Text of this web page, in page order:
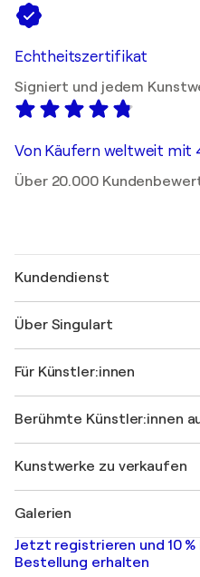
Echtheitszertifikat
Signiert und jedem
Von Käufern weltweit mit
Über 20.000
Kundendienst
Versand
Einen Gutschein verschenken
Werden Sie Mitglied
Ihr Konto
+49 30 31196995
Über Singulart
FAQ
Singulart-Magazin
Jobs
Entdecken Sie kuratierte
Für Künstler:innen
Als Künstler anmelden
Berühmte Künstler:innen
Marc Chagall
Banksy
Mr. Brainwash
Shepard Fairey
Kunstwerke zu verkaufen
Abstrakte Gemälde zu
Landschaftsgemälde
Drucke
Galerien
Kunstgalerien in
Kunstgalerien in Schweiz
Jetzt registrieren und 10
Bestellung erhalten